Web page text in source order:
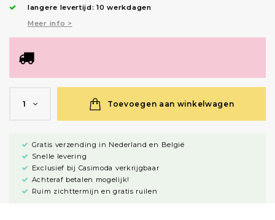
langere levertijd: 10 werkdagen
Meer info >
1 Toevoegen aan winkelwagen
Gratis verzending in Nederland en België
Snelle levering
Exclusief bij Casimoda verkrijgbaar
Achteraf betalen mogelijk!
Ruim zichttermijn en gratis ruilen